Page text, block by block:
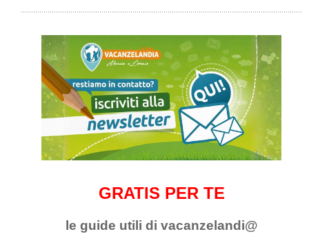
GRATIS PER TE
le guide utili di vacanzelandi@